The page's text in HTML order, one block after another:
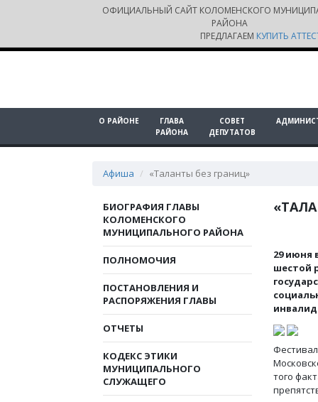
ОФИЦИАЛЬНЫЙ САЙТ КОЛОМЕНСКОГО
РАЙОНА
ПРЕДЛАГАЕМ КУПИТЬ
О РАЙОНЕ
ГЛАВА
РАЙОНА
СОВЕТ
ДЕПУТАТОВ
Афиша «Таланты без границ»
БИОГРАФИЯ ГЛАВЫ
КОЛОМЕНСКОГО
МУНИЦИПАЛЬНОГО РАЙОНА
ПОЛНОМОЧИЯ
ПОСТАНОВЛЕНИЯ И
РАСПОРЯЖЕНИЯ ГЛАВЫ
ОТЧЕТЫ
КОДЕКС ЭТИКИ
МУНИЦИПАЛЬНОГО
СЛУЖАЩЕГО
29 июня
шестой
того